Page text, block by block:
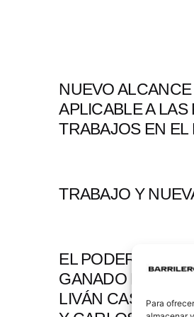
Para
NUEVO
APLICABLE A
TRABAJOS EN
TRABAJO Y
EL PODER DE UN
GANADO EL
LIVÁN